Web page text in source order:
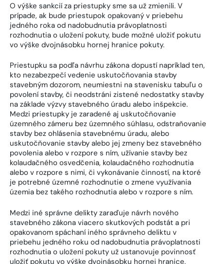
O výške sankcií za priestupky sme sa už zmienili. V
prípade, ak bude priestupok opakovaný v priebehu
jedného roka od nadobudnutia právoplatnosti
rozhodnutia o uložení pokuty, bude možné uložiť pokutu
vo výške dvojnásobku hornej hranice pokuty.
Priestupku sa podľa návrhu zákona dopustí napríklad ten,
kto nezabezpečí vedenie uskutočňovania stavby
stavebným dozorom, neumiestni na stavenisku tabuľu o
povolení stavby, či neodstráni zistené nedostatky stavby
na základe výzvy stavebného úradu alebo inšpekcie.
Medzi priestupky je zaradené aj uskutočňovanie
územného zámeru bez územného súhlasu, odstraňovanie
stavby bez ohlásenia stavebnému úradu, alebo
uskutočňovanie stavby alebo jej zmeny bez stavebného
povolenia alebo v rozpore s ním, užívanie stavby bez
kolaudačného osvedčenia, kolaudačného rozhodnutia
alebo v rozpore s nimi, či vykonávanie činností, na ktoré
je potrebné územné rozhodnutie o zmene využívania
územia bez takého rozhodnutia alebo v rozpore s ním.
Medzi iné správne delikty zaraďuje návrh nového
stavebného zákona viacero skutkových podstát a pri
opakovanom spáchaní iného správneho deliktu v
priebehu jedného roku od nadobudnutia právoplatnosti
rozhodnutia o uložení pokuty už ustanovuje povinnosť
uložiť pokutu vo výške dvojnásobku hornej hranice.